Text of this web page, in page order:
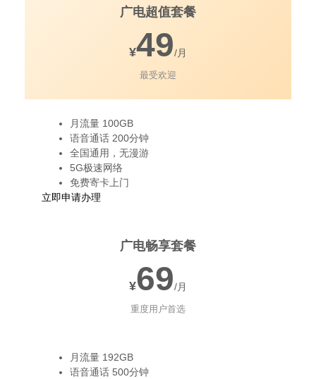
广电超值套餐
¥49/月
最受欢迎
月流量 100GB
语音通话 200分钟
全国通用，无漫游
5G极速网络
免费寄卡上门
立即申请办理
广电畅享套餐
¥69/月
重度用户首选
月流量 192GB
语音通话 500分钟